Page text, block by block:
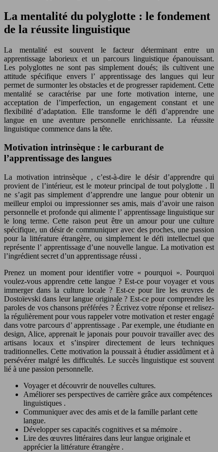
La mentalité du polyglotte : le fondement
de la réussite linguistique
La mentalité est souvent le facteur déterminant entre un
apprentissagelaborieux et un parcours linguistique épanouissant.
Lespolyglottesne sont pas simplement doués; ils cultivent une
attitude spécifique envers l’ apprentissage des langues qui leur
permet de surmonter les obstacles et de progresser rapidement. Cette
mentalité se caractérise par une forte motivation interne, une
acceptation de l’imperfection, un engagement constant et une
flexibilité d’adaptation. Elle transforme le défi d’apprendre une
langue en une aventure personnelle enrichissante. La réussite
linguistique commence dans la tête.
Motivation intrinsèque : le carburant de
l’apprentissage des langues
La motivation intrinsèque , c’est-à-dire le désir d’apprendre qui
provient de l’intérieur, est le moteur principal de toutpolyglotte . Il
ne s’agit pas simplement d’apprendre une langue pour obtenir un
meilleur emploi ou impressionner ses amis, mais d’avoir une raison
personnelle et profonde qui alimente l’ apprentissage linguistique sur
le long terme. Cette raison peut être un amour pour une culture
spécifique, un désir de communiquer avec des proches, une passion
pour la littérature étrangère, ou simplement le défi intellectuel que
représente l’ apprentissaged’une nouvelle langue. Lamotivation est
l’ingrédient secret d’un apprentissage réussi .
Prenez un moment pour identifier votre « pourquoi ». Pourquoi
voulez-vous apprendre cette langue ? Est-ce pour voyager et vous
immerger dans la culture locale ? Est-ce pour lire les œuvres de
Dostoïevski dans leur langue originale ? Est-ce pour comprendre les
paroles de vos chansons préférées ? Écrivez votre réponse et relisez-
la régulièrement pour vous rappeler votre motivation et rester engagé
dans votre parcours d’apprentissage . Par exemple, une étudiante en
design, Alice, apprenait le japonais pour pouvoir travailler avec des
artisans locaux et s’inspirer directement de leurs techniques
traditionnelles. Cette motivationla poussait à étudier assidûment et à
persévérer malgré les difficultés. Le succès linguistique est souvent
lié à une passion personnelle.
Voyager et découvrir de nouvelles cultures.
Améliorer ses perspectives de carrière grâce aux compétences
linguistiques .
Communiquer avec des amis et de la famille parlant cette
langue.
Développer ses capacités cognitives et sa mémoire .
Lire des œuvres littéraires dans leur langue originale et
apprécier la littérature étrangère .